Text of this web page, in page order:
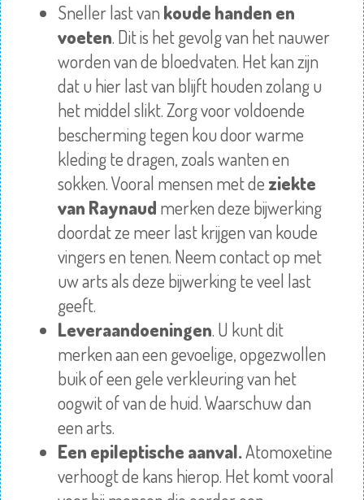
Sneller last van koude handen en
voeten. Dit is het gevolg van het nauwer
worden van de bloedvaten. Het kan zijn
dat u hier last van blijft houden zolang u
het middel slikt. Zorg voor voldoende
bescherming tegen kou door warme
kleding te dragen, zoals wanten en
sokken. Vooral mensen met de ziekte
van Raynaud merken deze bijwerking
doordat ze meer last krijgen van koude
vingers en tenen. Neem contact op met
uw arts als deze bijwerking te veel last
geeft.
Leveraandoeningen. U kunt dit
merken aan een gevoelige, opgezwollen
buik of een gele verkleuring van het
oogwit of van de huid. Waarschuw dan
een arts.
Een epileptische aanval.Atomoxetine
verhoogt de kans hierop. Het komt vooral